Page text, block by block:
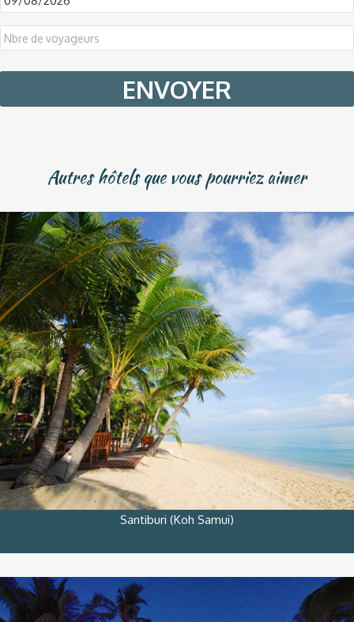
DD
slash
MM
Autres hôtels que vous pourriez aimer
Santiburi (Koh Samui)